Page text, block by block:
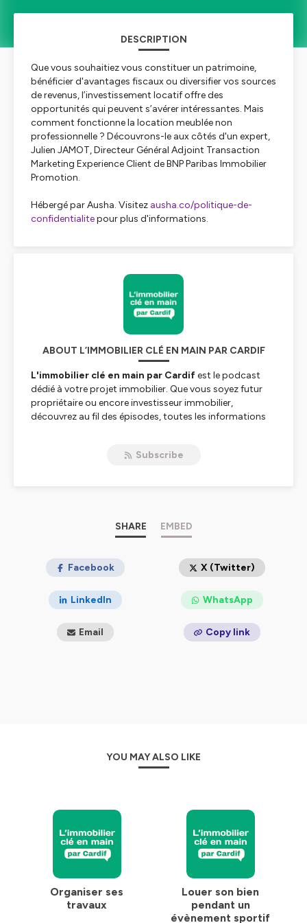
DESCRIPTION
Que vous souhaitiez vous constituer un patrimoine,
bénéficier d'avantages fiscaux ou diversifier vos sources
de revenus, l’investissement locatif offre des
opportunités qui peuvent s’avérer intéressantes. Mais
comment fonctionne la location meublée non
professionnelle ? Découvrons-le aux côtés d'un expert,
Julien JAMOT, Directeur Général Adjoint Transaction
Marketing Experience Client de BNP Paribas Immobilier
Promotion.
Hébergé par Ausha. Visitez ausha.co/politique-de-
confidentialitepour plus d'informations.
ABOUT L’IMMOBILIER CLÉ EN MAIN PAR CARDIF
L'immobilier clé en main par Cardifest le podcast
dédié à votre projet immobilier. Que vous soyez futur
propriétaire ou encore investisseur immobilier,
découvrez au fil des épisodes, toutes les informations
Dans chaque épisode, nous aborderons des sujets tels
Rejoignez-nous dès maintenant pour être accompagné
dans toutes les étapes de votre projet immobilier.
Hébergé par Ausha. Visitez
ausha.co/politique-de-
Subscribe
SHARE EMBED
Facebook X (Twitter)
LinkedIn WhatsApp
Email Copy link
YOU MAY ALSO LIKE
Organiser ses
travaux
Louer son bien
pendant un
évènement sportif